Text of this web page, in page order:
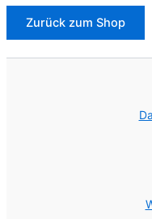
Zurück zum Shop